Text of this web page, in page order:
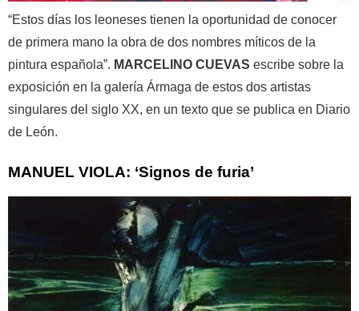
“Estos días los leoneses tienen la oportunidad de conocer
de primera mano la obra de dos nombres míticos de la
pintura española”. MARCELINO CUEVAS escribe sobre la
exposición en la galería Ármaga de estos dos artistas
singulares del siglo XX, en un texto que se publica en Diario
de León.
MANUEL VIOLA: ‘Signos de furia’